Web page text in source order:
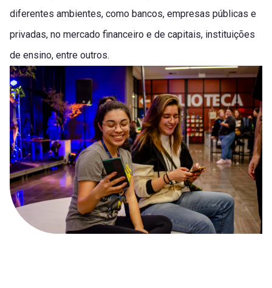
diferentes ambientes, como bancos, empresas públicas e
privadas, no mercado financeiro e de capitais, instituições
de ensino, entre outros.